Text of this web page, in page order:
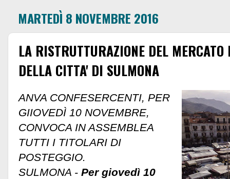
MARTEDÌ 8 NOVEMBRE 2016
LA RISTRUTTURAZIONE DEL
DELLA CITTA' DI SULMONA
ANVA CONFESERCENTI, PER
GIIOVEDÌ 10 NOVEMBRE,
CONVOCA IN ASSEMBLEA
TUTTI I TITOLARI DI
POSTEGGIO.
SULMONA - Per giovedì 10